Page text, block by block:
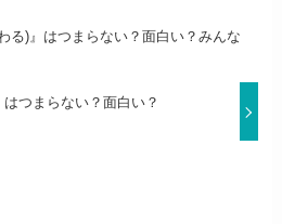
る)』はつまらない？面白い？みんな
つまらない？面白い？